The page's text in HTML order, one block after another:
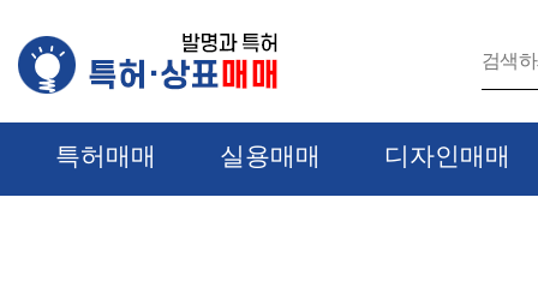
특허매매 실용매매 디자인매매